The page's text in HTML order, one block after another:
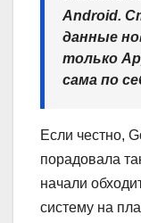
Android.
данные
только
сама по
Если честно,
порадовала
начали
систему на